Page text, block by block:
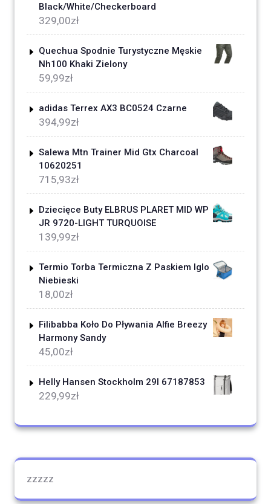
Black/White/Checkerboard
329,00zł
Quechua Spodnie Turystyczne Męskie
Nh100 Khaki Zielony
59,99zł
adidas Terrex AX3 BC0524 Czarne
394,99zł
Salewa Mtn Trainer Mid Gtx Charcoal
10620251
715,93zł
Dziecięce Buty ELBRUS PLARET MID WP
JR 9720-LIGHT TURQUOISE
139,99zł
Termio Torba Termiczna Z Paskiem Iglo
Niebieski
18,00zł
Filibabba Koło Do Pływania Alfie Breezy
Harmony Sandy
45,00zł
Helly Hansen Stockholm 29l 67187853
229,99zł
zzzzz